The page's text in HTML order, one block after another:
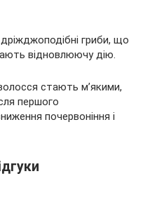
гриби, що
відновлюючу дію.
стають м’якими,
першого
почервоніння і